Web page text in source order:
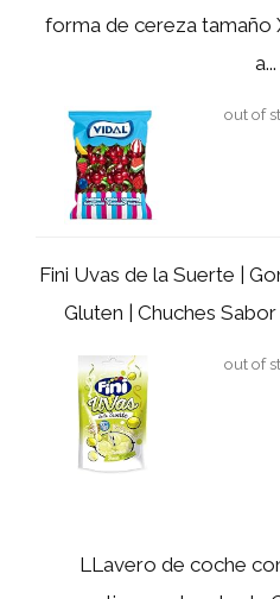
forma de cereza tamaño
a...
out of
Fini Uvas de la Suerte |
Gluten | Chuches
out of
LLavero de coche